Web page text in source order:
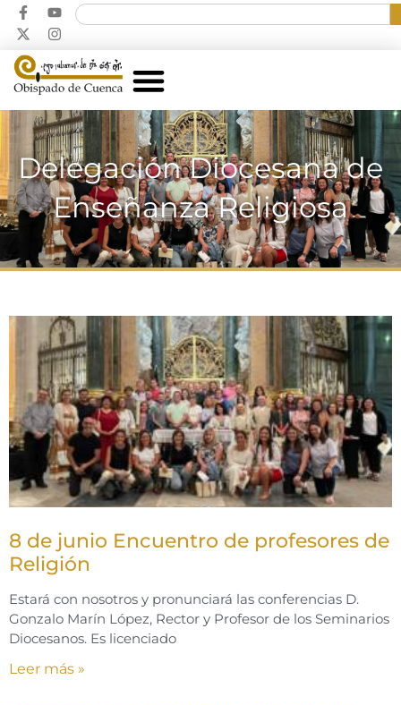
Delegación Diocesana de
Enseñanza Religiosa
8 de junio Encuentro de profesores de
Religión
Estará con nosotros y pronunciará las conferencias D.
Gonzalo Marín López, Rector y Profesor de los Seminarios
Diocesanos. Es licenciado
Leer más »